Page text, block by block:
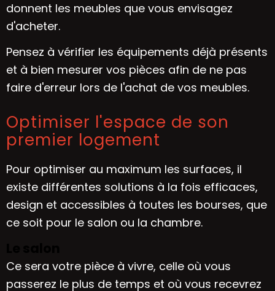
donnent les meubles que vous envisagez
d'acheter.
Pensez à vérifier les équipements déjà présents
et à bien mesurer vos pièces afin de ne pas
faire d'erreur lors de l'achat de vos meubles.
Optimiser l'espace de son
premier logement
Pour optimiser au maximum les surfaces, il
existe différentes solutions à la fois efficaces,
design et accessibles à toutes les bourses, que
ce soit pour le salon ou la chambre.
Ce sera votre pièce à vivre, celle où vous
passerez le plus de temps et où vous recevrez